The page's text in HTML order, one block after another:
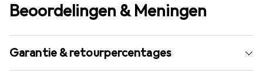
Beoordelingen & Meningen
Garantie & retourpercentages